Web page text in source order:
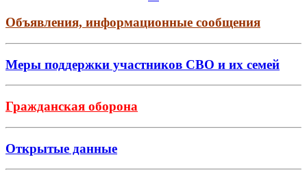
Объявления, информационные сообщения
Меры поддержки участников СВО и их семей
Гражданская оборона
Открытые данные